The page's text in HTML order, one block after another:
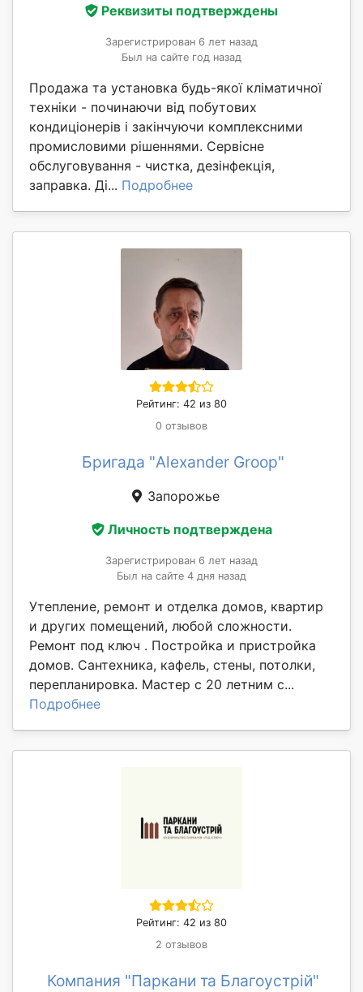
Реквизиты подтверждены
Зарегистрирован 6 лет назад
Был на сайте год назад
Продажа та установка будь-якої кліматичної
техніки - починаючи від побутових
кондиціонерів і закінчуючи комплексними
промисловими рішеннями. Сервісне
обслуговування - чистка, дезінфекція,
заправка. Ді... Подробнее
Рейтинг: 42 из 80
0 отзывов
Бригада "Alexander Groop"
Запорожье
Личность подтверждена
Зарегистрирован 6 лет назад
Был на сайте 4 дня назад
Утепление, ремонт и отделка домов, квартир
и других помещений, любой сложности.
Ремонт под ключ . Постройка и пристройка
домов. Сантехника, кафель, стены, потолки,
перепланировка. Мастер с 20 летним с...
Подробнее
Рейтинг: 42 из 80
2 отзывов
Компания "Паркани та Благоустрій"